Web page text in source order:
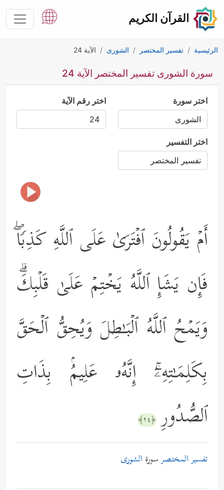
القرآن الكريم
الرئيسية تفسير المختصر الشورى الآية 24
سورة الشورى تفسير المختصر الآية 24
اختر سورة اختر رقم الآية
اختر التفسير
أَمۡ یَقُولُونَ ٱفۡتَرَىٰ عَلَى ٱللَّهِ كَذِبࣰاۖ
فَإِن یَشَإِ ٱللَّهُ یَخۡتِمۡ عَلَىٰ قَلۡبِكَۗ
وَیَمۡحُ ٱللَّهُ ٱلۡبَـٰطِلَ وَیُحِقُّ ٱلۡحَقَّ
بِكَلِمَـٰتِهِۦۤۚ إِنَّهُۥ عَلِیمُۢ بِذَاتِ
ٱلصُّدُورِ ﴿٢٤﴾
تفسير المختصرسورة الشورى